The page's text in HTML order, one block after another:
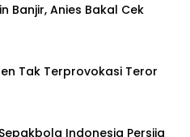
Banjir, Anies Bakal Cek
Tak Terprovokasi Teror
Indonesia Persija